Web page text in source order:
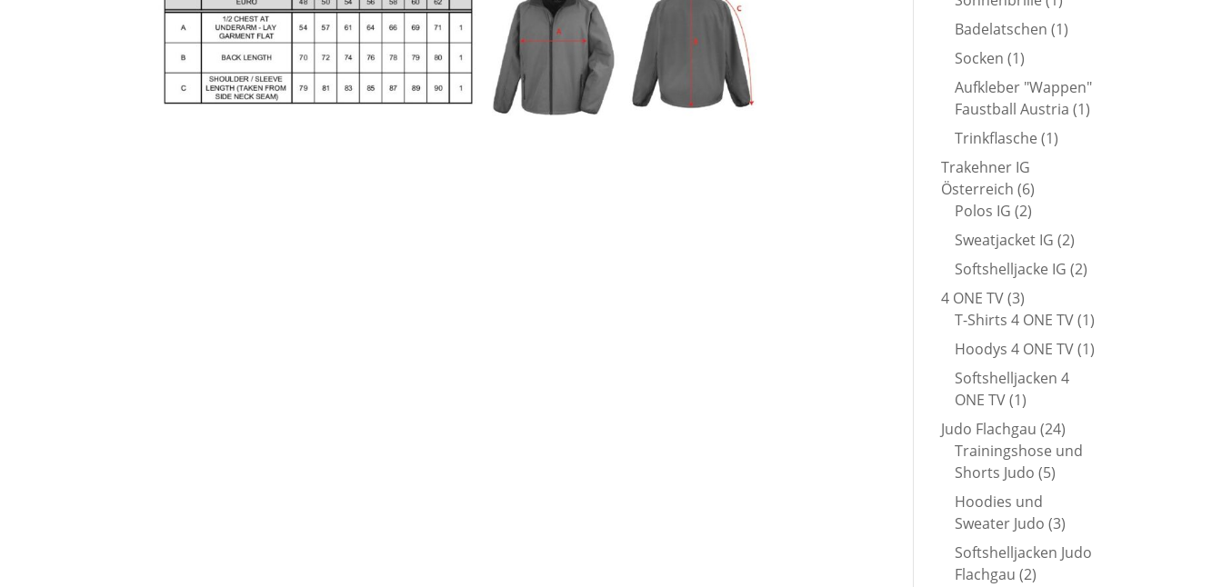
Produkt
Badelatschen 11
Socken 11
Produkt
Aufkleber "Wappen"
Faustball Austria 11
Trinkflasche 11
Trakehner IG
Österreich 66
Produkte
Polos IG 22
Produkte
Sweatjacket IG 22
Produkte
Softshelljacke IG 22
4 ONE TV 33
Produkte
T-Shirts 4 ONE TV 11
Produkt
Hoodys 4 ONE TV 11
Softshelljacken 4
ONE TV 11
Produkt
Judo Flachgau 2424
Produkte
Trainingshose und
Shorts Judo 55
Hoodies und
Sweater Judo 33
Produkte
Softshelljacken Judo
Flachgau 22